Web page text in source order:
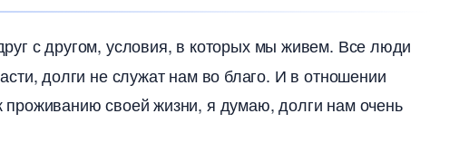
с другом, условия, в которых мы живем. Все люди
долги не служат нам во благо. И в отношении
своей жизни, я думаю, долги нам очень